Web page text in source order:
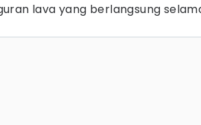
lava yang berlangsung